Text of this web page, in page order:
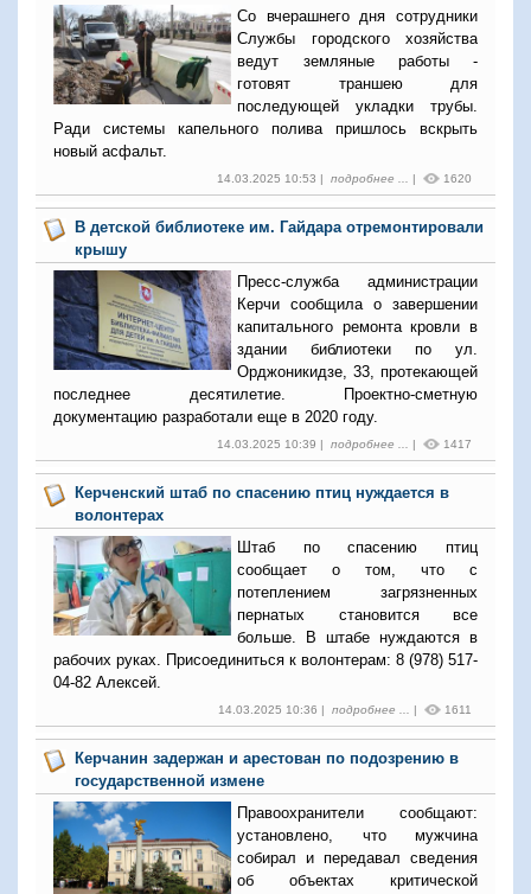
Со вчерашнего дня сотрудники
Службы городского хозяйства
ведут земляные работы -
готовят траншею для
последующей укладки трубы.
Ради системы капельного полива пришлось вскрыть
новый асфальт.
14.03.2025 10:53 | подробнее ... | 1620
В детской библиотеке им. Гайдара отремонтировали
крышу
Пресс-служба администрации
Керчи сообщила о завершении
капитального ремонта кровли в
здании библиотеки по ул.
Орджоникидзе, 33, протекающей
последнее десятилетие. Проектно-сметную
документацию разработали еще в 2020 году.
14.03.2025 10:39 | подробнее ... | 1417
Керченский штаб по спасению птиц нуждается в
волонтерах
Штаб по спасению птиц
сообщает о том, что с
потеплением загрязненных
пернатых становится все
больше. В штабе нуждаются в
рабочих руках. Присоединиться к волонтерам: 8 (978) 517-
04-82 Алексей.
14.03.2025 10:36 | подробнее ... | 1611
Керчанин задержан и арестован по подозрению в
государственной измене
Правоохранители сообщают:
установлено, что мужчина
собирал и передавал сведения
об объектах критической